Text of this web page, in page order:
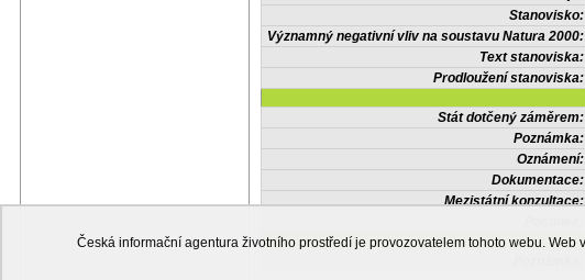
Stanovisko:
Významný negativní vliv na soustavu Natura 2000:
Text stanoviska:
Prodloužení stanoviska:
Stát dotčený záměrem:
Poznámka:
Oznámení:
Dokumentace:
Mezistátní konzultace:
Česká informační agentura životního prostředí je provozovatelem tohoto webu.